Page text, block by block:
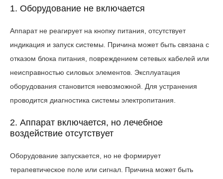
1. Оборудование не включается
Аппарат не реагирует на кнопку питания, отсутствует
индикация и запуск системы. Причина может быть связана с
отказом блока питания, повреждением сетевых кабелей или
неисправностью силовых элементов. Эксплуатация
оборудования становится невозможной. Для устранения
проводится диагностика системы электропитания.
2. Аппарат включается, но лечебное
воздействие отсутствует
Оборудование запускается, но не формирует
терапевтическое поле или сигнал. Причина может быть